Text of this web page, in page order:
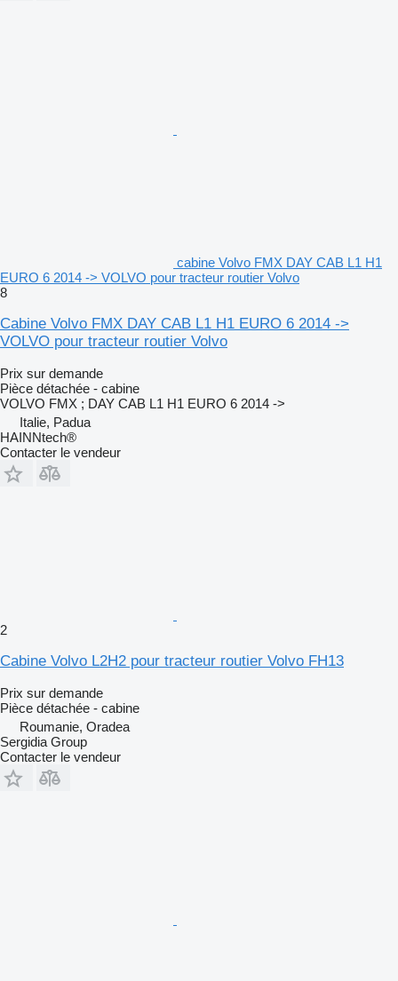
cabine Volvo FMX DAY CAB L1 H1
EURO 6 2014 -> VOLVO pour tracteur routier Volvo
8
Cabine Volvo FMX DAY CAB L1 H1 EURO 6 2014 ->
VOLVO pour tracteur routier Volvo
Prix sur demande
Pièce détachée - cabine
VOLVO FMX ; DAY CAB L1 H1 EURO 6 2014 ->
Italie, Padua
HAINNtech®
Contacter le vendeur
2
Cabine Volvo L2H2 pour tracteur routier Volvo FH13
Prix sur demande
Pièce détachée - cabine
Roumanie, Oradea
Sergidia Group
Contacter le vendeur